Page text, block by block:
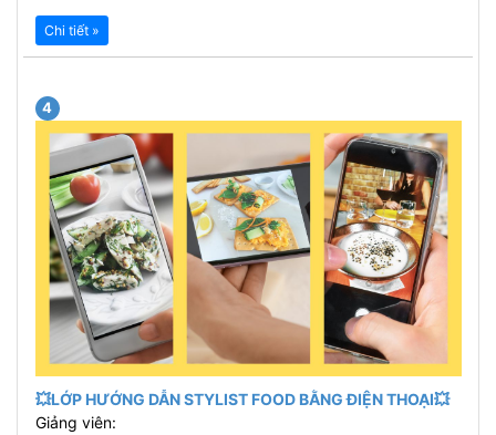
Chi tiết »
4
💥LỚP HƯỚNG DẪN STYLIST FOOD BẰNG ĐIỆN THOẠI💥
Giảng viên: